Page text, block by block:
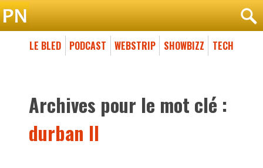
LE BLED PODCAST WEBSTRIP SHOWBIZZ TECH
Archives pour le mot clé :
durban II